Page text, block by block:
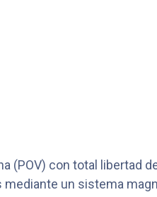
con total libertad
un sistema